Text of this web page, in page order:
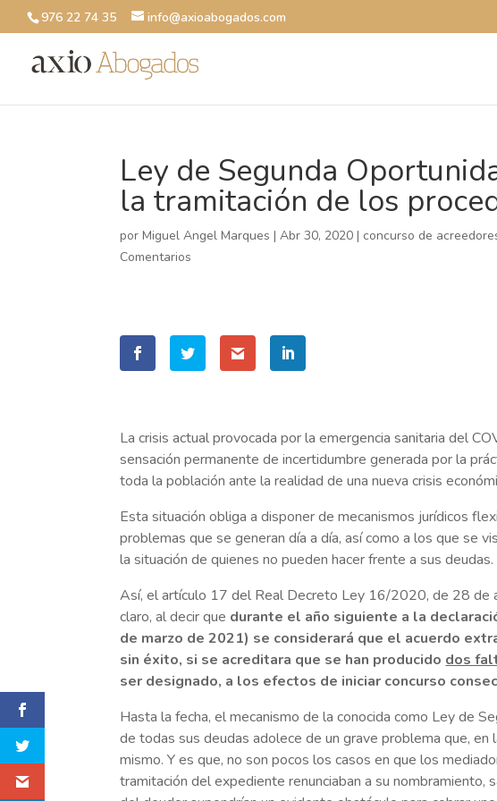
976 22 74 35 info@axioabogados.com
Ley de Segunda
la tramitación de los
porMiguel Angel Marques |Abr 30, 2020 | concurso de
Comentarios
La crisis actual provocada por la emergencia sanitaria del
sensación permanente de incertidumbre generada por la
toda la población ante la realidad de una nueva crisis
Esta situación obliga a disponer de mecanismos jurídicos
problemas que se generan día a día, así como a los que se
la situación de quienes no pueden hacer frente a sus deudas.
Así, el artículo 17 del Real Decreto Ley 16/2020, de 28 de
claro, al decir que durante el año siguiente a la
de marzo de 2021) se considerará que el acuerdo
sin éxito, si se acreditara que se han producido dos
ser designado, a los efectos de iniciar concurso
Hasta la fecha, el mecanismo de la conocida como Ley de
de todas sus deudas adolece de un grave problema que,
mismo. Y es que, no son pocos los casos en que los
tramitación del expediente renunciaban a su